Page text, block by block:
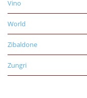
Vino
World
Zibaldone
Zungri